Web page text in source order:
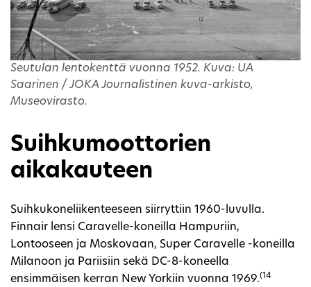
Seutulan lentokenttä vuonna 1952. Kuva: UA
Saarinen / JOKA Journalistinen kuva-arkisto,
Museovirasto.
Suihkumoottorien
aikakauteen
Suihkukoneliikenteeseen siirryttiin 1960-luvulla.
Finnair lensi Caravelle-koneilla Hampuriin,
Lontooseen ja Moskovaan, Super Caravelle -koneilla
Milanoon ja Pariisiin sekä DC-8-koneella
ensimmäisen kerran New Yorkiin vuonna 1969.(14